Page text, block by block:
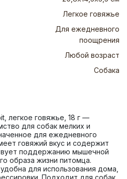
Легкое говяжье
Для ежедневного
поощрения
Любой возраст
Собака
легкое говяжье, 18 г —
для собак мелких и
для ежедневного
говяжий вкус и содержит
поддержанию мышечной
образа жизни питомца.
для использования дома,
Подходит для собак